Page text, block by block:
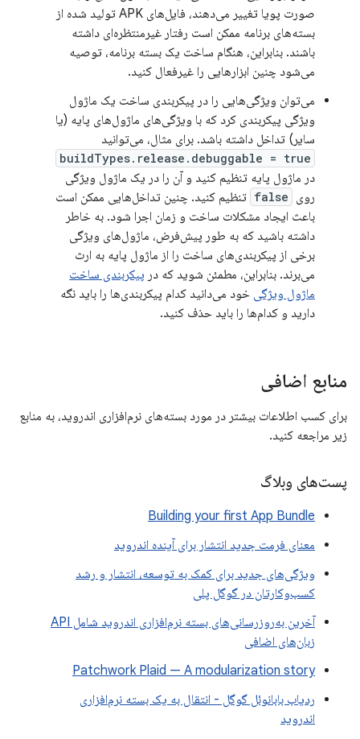
صورت پویا تغییر می‌دهند، فایل‌های APK تولید شده از
بسته‌های برنامه ممکن است رفتار غیرمنتظره‌ای داشته
باشند. بنابراین، هنگام ساخت یک بسته برنامه، توصیه
می‌شود چنین ابزارهایی را غیرفعال کنید.
می‌توان ویژگی‌هایی را در پیکربندی ساخت یک ماژول
ویژگی پیکربندی کرد که با ویژگی‌های ماژول‌های پایه (یا
سایر) تداخل داشته باشد. برای مثال، می‌توانید
buildTypes.release.debuggable = true
در ماژول پایه تنظیم کنید و آن را در یک ماژول ویژگی
روی false تنظیم کنید. چنین تداخل‌هایی ممکن است
باعث ایجاد مشکلات ساخت و زمان اجرا شود. به خاطر
داشته باشید که به طور پیش‌فرض، ماژول‌های ویژگی
برخی از پیکربندی‌های ساخت را از ماژول پایه به ارث
می‌برند. بنابراین، مطمئن شوید که در پیکربندی ساخت
ماژول ویژگی خود می‌دانید کدام پیکربندی‌ها را باید نگه
دارید و کدام‌ها را باید حذف کنید.
منابع اضافی
برای کسب اطلاعات بیشتر در مورد بسته‌های نرم‌افزاری اندروید، به منابع
زیر مراجعه کنید.
پست‌های وبلاگ
Building your first App Bundle
معنای فرمت جدید انتشار برای آینده اندروید
ویژگی‌های جدید برای کمک به توسعه، انتشار و رشد
کسب‌وکارتان در گوگل پلی
آخرین به‌روزرسانی‌های بسته نرم‌افزاری اندروید شامل API
زبان‌های اضافی
Patchwork Plaid — A modularization story
ردیاب بابانوئل گوگل - انتقال به یک بسته نرم‌افزاری
اندروید